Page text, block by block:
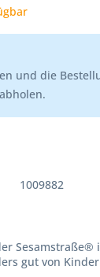
und die
1009882
Sesamstraße®
gut von